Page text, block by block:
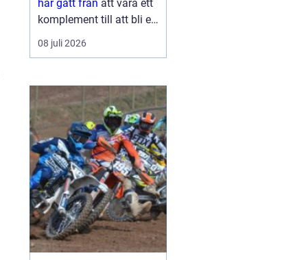
har gått från att vara ett
komplement till att bli en
central del i hur företag
växer, bygger förtroende
08 juli 2026